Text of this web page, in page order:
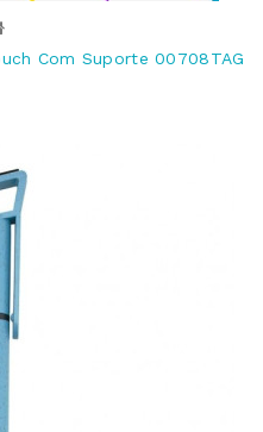
Com Suporte 00708TAG